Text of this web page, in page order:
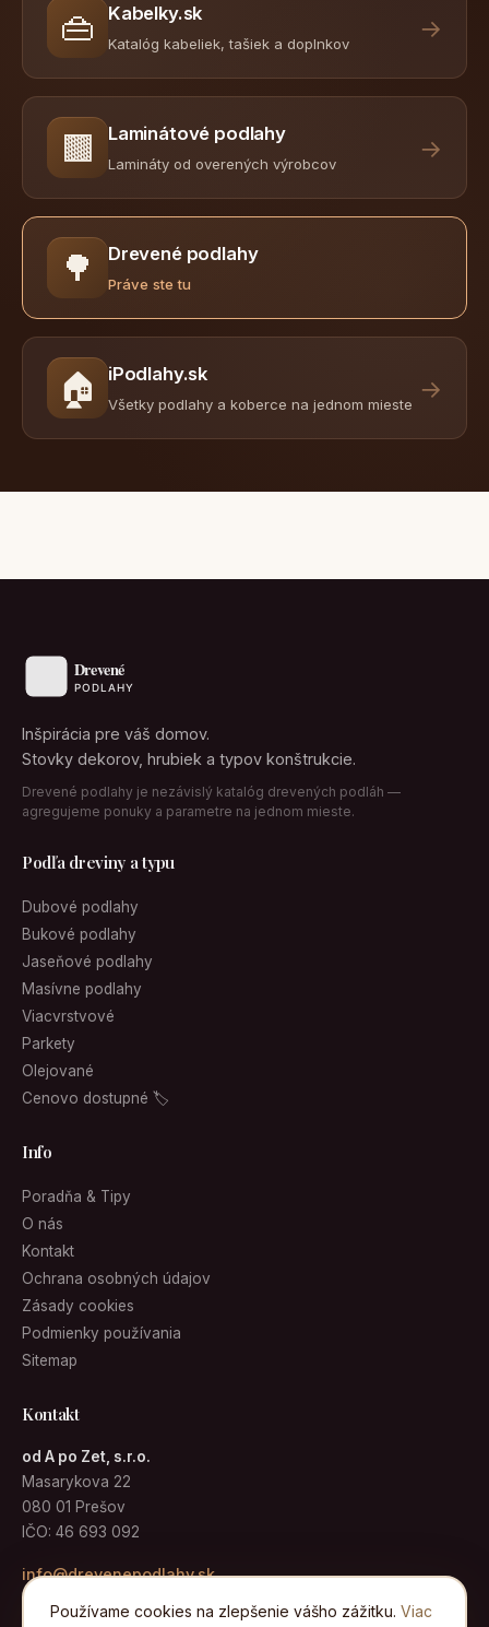
Používame cookies na zlepšenie vášho zážitku. Viac
👜 Kabelky.sk
Katalóg kabeliek, tašiek a doplnkov
→
🟫 Laminátové podlahy
Lamináty od overených výrobcov
→
🌳 Drevené podlahy
Práve ste tu
🏠 iPodlahy.sk
Všetky podlahy a koberce na jednom mieste
→
Inšpirácia pre váš domov.
Stovky dekorov, hrubiek a typov konštrukcie.
Drevené podlahy je nezávislý katalóg drevených podláh —
agregujeme ponuky a parametre na jednom mieste.
Podľa dreviny a typu
Dubové podlahy
Bukové podlahy
Jaseňové podlahy
Masívne podlahy
Viacvrstvové
Parkety
Olejované
Cenovo dostupné 🏷
Info
Poradňa & Tipy
O nás
Kontakt
Ochrana osobných údajov
Zásady cookies
Podmienky používania
Sitemap
Kontakt
od A po Zet, s.r.o.
Masarykova 22
080 01 Prešov
IČO: 46 693 092
info@drevenepodlahy.sk